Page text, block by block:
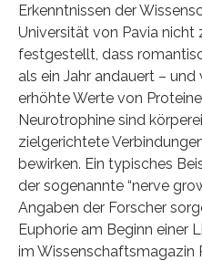
Erkenntnissen der
Universität von Pavia nicht
festgestellt, dass
als ein Jahr andauert –
erhöhte Werte von
Neurotrophine sind
zielgerichtete
bewirken. Ein typisches
der sogenannte “nerve
Angaben der Forscher
Euphorie am Beginn einer
im Wissenschaftsmagazin